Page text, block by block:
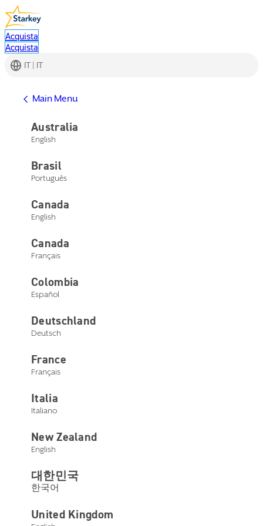
Acquista
Acquista
IT | IT
Main Menu
Australia
English
Brasil
Português
Canada
English
Canada
Français
Colombia
Español
Deutschland
Deutsch
France
Français
Italia
Italiano
New Zealand
English
대한민국
한국어
United Kingdom
Mirella Bistocchi
Amministratore Delegato
Mirella Bistocchi ha studiato a Milano e il suo percorso
professionale inizia in varie aziende del settore
sua collaborazione con Starkey Italy.